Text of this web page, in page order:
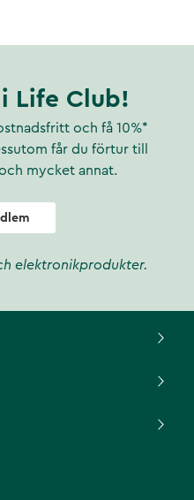
Life Club!
och få 10%*
får du förtur till
mycket annat.
elektronikprodukter.